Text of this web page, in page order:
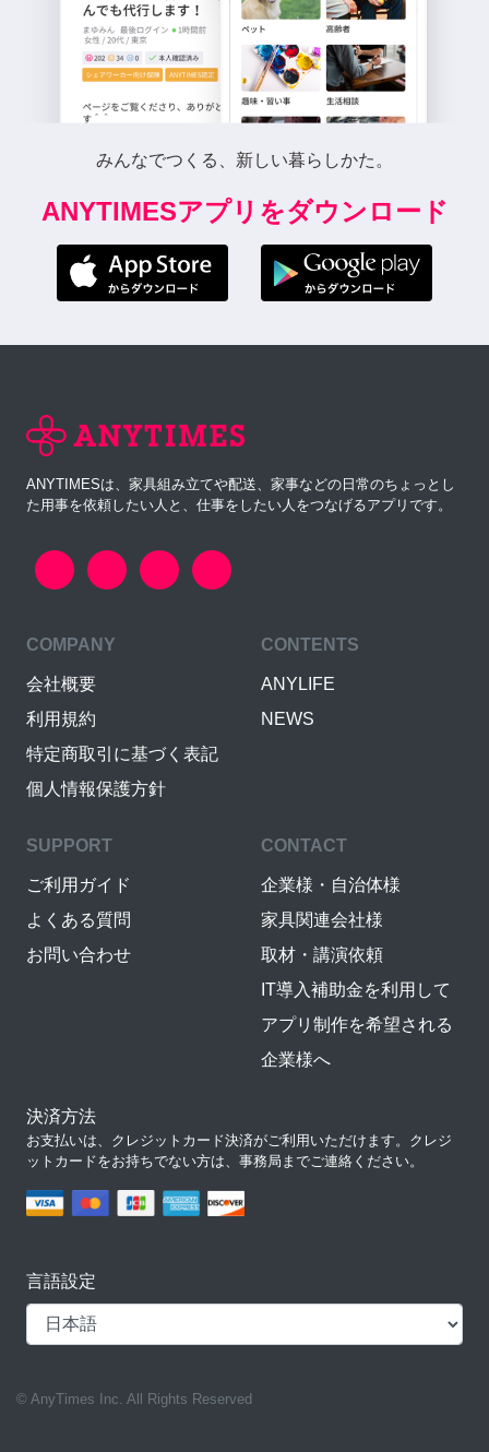
みんなでつくる、新しい暮らしかた。
ANYTIMESアプリをダウンロード
ANYTIMESは、家具組み立てや配送、家事などの日常のちょっとし
た用事を依頼したい人と、仕事をしたい人をつなげるアプリです。
COMPANY
会社概要
利用規約
特定商取引に基づく表記
個人情報保護方針
CONTENTS
ANYLIFE
NEWS
SUPPORT
ご利用ガイド
よくある質問
お問い合わせ
CONTACT
企業様・自治体様
家具関連会社様
取材・講演依頼
IT導入補助金を利用して
アプリ制作を希望される
企業様へ
決済方法
お支払いは、クレジットカード決済がご利用いただけます。クレジ
ットカードをお持ちでない方は、事務局までご連絡ください。
言語設定
© AnyTimes Inc. All Rights Reserved